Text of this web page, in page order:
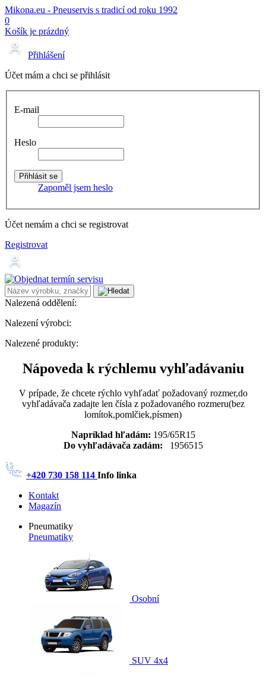
Mikona.eu - Pneuservis s tradicí od roku 1992
0
Košík je prázdný
Přihlášení
Účet mám a chci se přihlásit
E-mail
Heslo
Zapoměl jsem heslo
Účet nemám a chci se registrovat
Registrovat
Nalezená oddělení:
Nalezení výrobci:
Nalezené produkty:
Nápoveda k rýchlemu vyhľadávaniu
V prípade, že chcete rýchlo vyhľadať požadovaný rozmer,do
vyhľadávača zadajte len čísla z požadovaného rozmeru(bez
lomítok,pomlčiek,písmen)
Napríklad hľadám: 195/65R15
Do vyhľadávača zadám: 1956515
+420 730 158 114 Info linka
Kontakt
Magazín
Pneumatiky
Pneumatiky
Osobní
SUV 4x4